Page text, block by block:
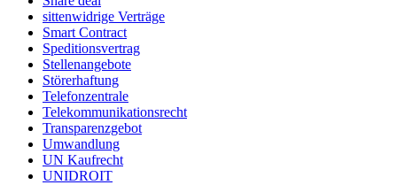
sittenwidrige Verträge
Smart Contract
Speditionsvertrag
Stellenangebote
Störerhaftung
Telefonzentrale
Telekommunikationsrecht
Transparenzgebot
Umwandlung
UN Kaufrecht
UNIDROIT